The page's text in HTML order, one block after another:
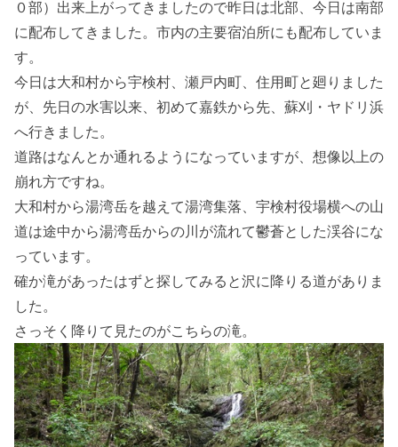
０部）出来上がってきましたので昨日は北部、今日は南部
に配布してきました。市内の主要宿泊所にも配布していま
す。
今日は大和村から宇検村、瀬戸内町、住用町と廻りました
が、先日の水害以来、初めて嘉鉄から先、蘇刈・ヤドリ浜
へ行きました。
道路はなんとか通れるようになっていますが、想像以上の
崩れ方ですね。
大和村から湯湾岳を越えて湯湾集落、宇検村役場横への山
道は途中から湯湾岳からの川が流れて鬱蒼とした渓谷にな
っています。
確か滝があったはずと探してみると沢に降りる道がありま
した。
さっそく降りて見たのがこちらの滝。